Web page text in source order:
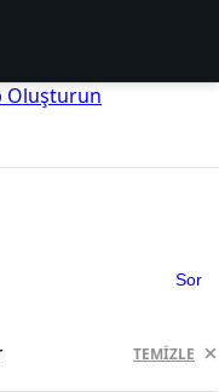
Oluşturun
Sor
TEMIZLE